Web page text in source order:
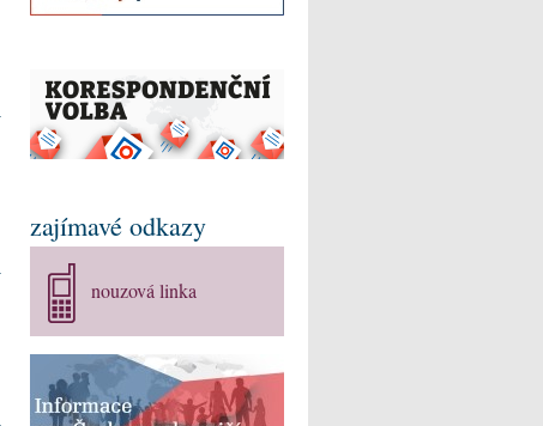
zajímavé odkazy
nouzová linka